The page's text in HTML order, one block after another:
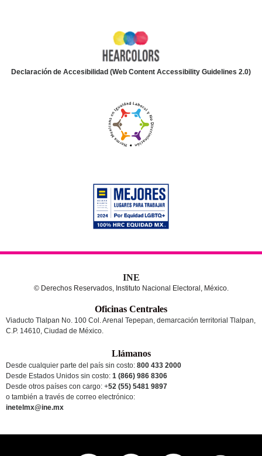
Declaración de Accesibilidad (Web Content Accessibility Guidelines 2.0)
INE
© Derechos Reservados, Instituto Nacional Electoral, México.
Oficinas Centrales
Viaducto Tlalpan No. 100 Col. Arenal Tepepan, demarcación territorial Tlalpan,
C.P. 14610, Ciudad de México.
Llámanos
Desde cualquier parte del país sin costo: 800 433 2000
Desde Estados Unidos sin costo: 1 (866) 986 8306
Desde otros países con cargo: +52 (55) 5481 9897
o también a través de correo electrónico:
inetelmx@ine.mx